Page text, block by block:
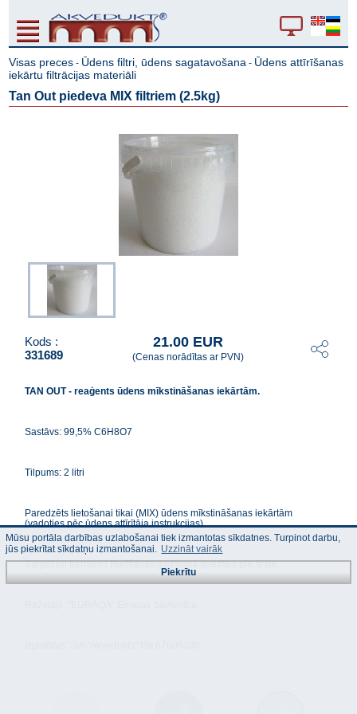
Visas preces - Ūdens filtri, ūdens sagatavošana - Ūdens attīrīšanas
iekārtu filtrācijas materiāli
Tan Out piedeva MIX filtriem (2.5kg)
Kods :
331689
21.00 EUR
(Cenas norādītas ar PVN)
TAN OUT - reaģents ūdens mīkstināšanas iekārtām.
Sastāvs: 99,5% C6H8O7
Tilpums: 2 litri
Paredzēts lietošanai tikai (MIX) ūdens mīkstināšanas iekārtām
(vadoties pēc ūdens attīrītāja instrukcijas).
Sargāt no bērniem! Norīšanas gadījumā griezties pie ārsta.
Mūsu portāla darbības uzlabošanai tiek izmantotas sīkdatnes. Turpinot darbu,
jūs piekrītat sīkdatņu izmantošanai. Uzzināt vairāk
Piekrītu